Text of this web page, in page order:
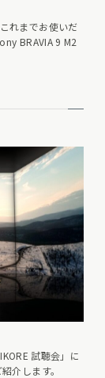
れまでお使いだ
BRAVIA 9 M2
試聴会」に
介します。